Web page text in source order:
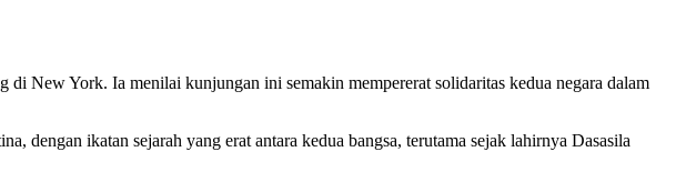
New York. Ia menilai kunjungan ini semakin mempererat solidaritas kedua negara dalam
dengan ikatan sejarah yang erat antara kedua bangsa, terutama sejak lahirnya Dasasila